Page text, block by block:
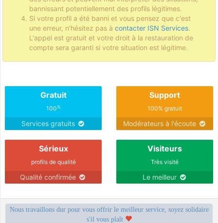
bannissant potentiellement des profils légitimes.
Si votre profil a été banni et vous pensez que c'est
une erreur, n'hésitez pas à contacter ISN Services.
L'appel est gratuit et votre droit à la restauration de
compte sera garanti si votre situation est légitime.
Gratuit
100%
Services gratuits
Support
100% gratuit
Modérateurs à l'écoute
Sérieux
profils de qualité
Qualité confirmée
Visiteurs
Très visité
Le meilleur
Nous travaillons dur pour vous offrir le meilleur service, soyez solidaire
s'il vous plaît